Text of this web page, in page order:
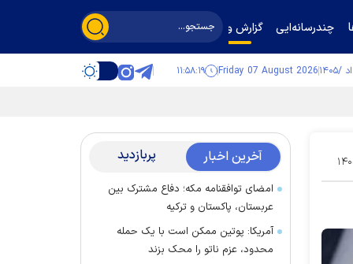
چندرسانه‌ایی گزارش و گفت‌وگو
Friday 07 August 2026 ۱۱:۵۸:۲۰
۰۸ آخرین اخبار پربازدید
امضای توافقنامه مکه؛ دفاع مشترک بین
عربستان، پاکستان و ترکیه
آمریکا: پوتین ممکن است با یک حمله
محدود، عزم ناتو را محک بزند